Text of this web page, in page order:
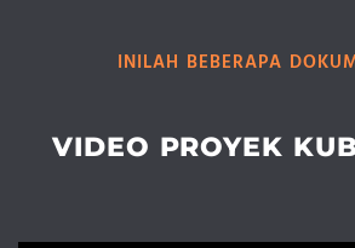
INILAH BEBERAPA
VIDEO PROYEK